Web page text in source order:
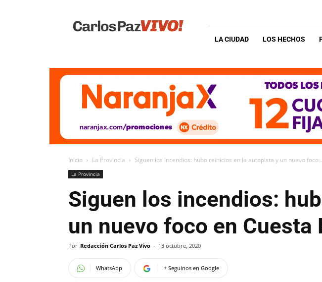
Vivo
LA CIUDAD LOS HECHOS
Inicio La Provincia Siguen los incendios: hubo reinicios en la autopista y un nuevo foco...
La Provincia
Siguen los incendios:
un nuevo foco en Cuesta
Por Redacción Carlos Paz Vivo - 13 octubre, 2020
WhatsApp + Seguinos en Google